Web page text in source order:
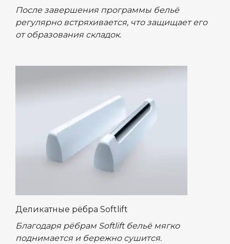
После завершения программы бельё
регулярно встряхивается, что защищает его
от образования складок.
Деликатные рёбра Softlift
Благодаря рёбрам Softlift бельё мягко
поднимается и бережно сушится.